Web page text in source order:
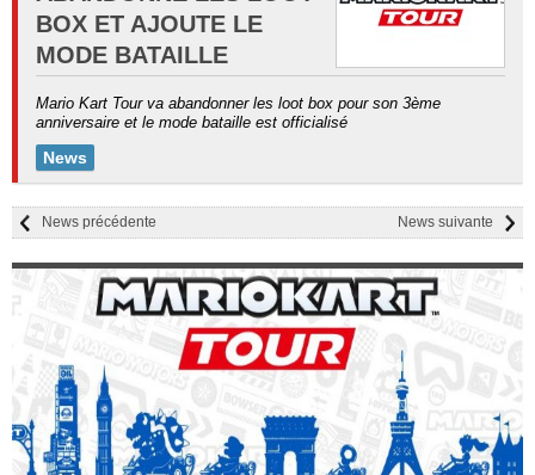
BOX ET AJOUTE LE
MODE BATAILLE
Mario Kart Tour va abandonner les loot box pour son 3ème
anniversaire et le mode bataille est officialisé
News
News suivante
News précédente